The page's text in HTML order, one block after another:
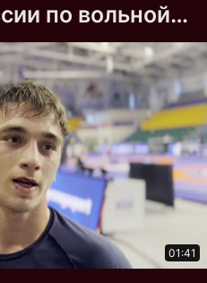
Первенство России по вольной борьбе U-23
01:41